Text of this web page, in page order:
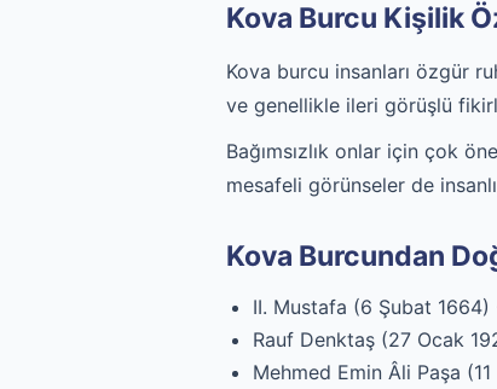
Kova Burcu Kişilik
Kova burcu insanları özgür
ve genellikle ileri görüşlü
Bağımsızlık onlar için çok
mesafeli görünseler de
Kova Burcundan
II. Mustafa (6 Şubat 1664)
Rauf Denktaş (27 Ocak
Mehmed Emin Âli Paşa